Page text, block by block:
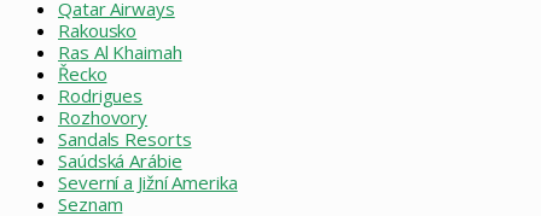
Qatar Airways
Rakousko
Ras Al Khaimah
Řecko
Rodrigues
Rozhovory
Sandals Resorts
Saúdská Arábie
Severní a Jižní Amerika
Seznam